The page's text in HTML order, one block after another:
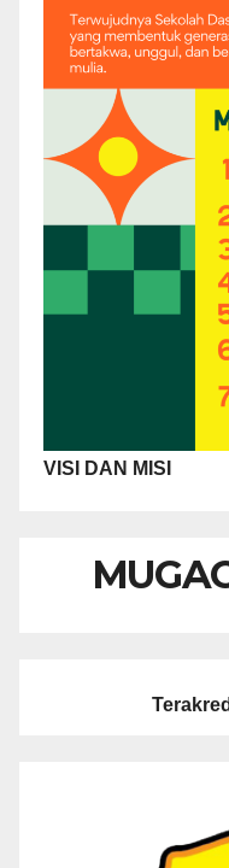
VISI DAN MISI